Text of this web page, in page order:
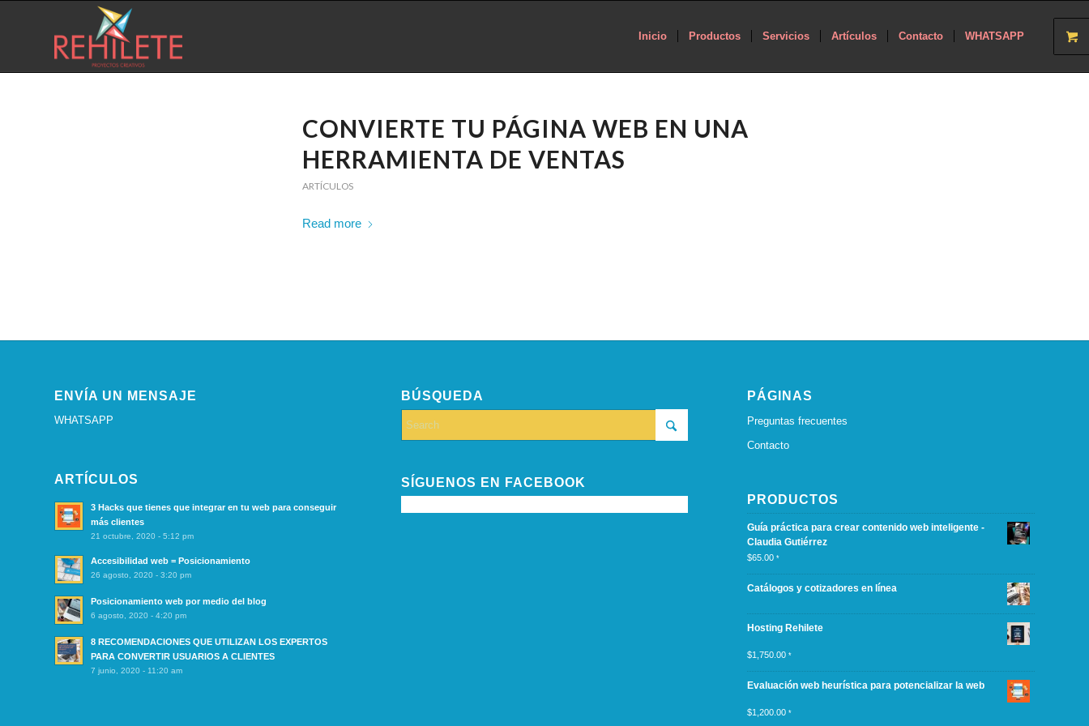
Inicio Productos Servicios Artículos Contacto WHATSAPP
CONVIERTE TU PÁGINA WEB EN UNA
HERRAMIENTA DE VENTAS
ARTÍCULOS
Read more
ENVÍA UN MENSAJE
WHATSAPP
ARTÍCULOS
3 Hacks que tienes que integrar en tu web para conseguir
más clientes
21 octubre, 2020 - 5:12 pm
Accesibilidad web = Posicionamiento
26 agosto, 2020 - 3:20 pm
Posicionamiento web por medio del blog
6 agosto, 2020 - 4:20 pm
8 RECOMENDACIONES QUE UTILIZAN LOS EXPERTOS
PARA CONVERTIR USUARIOS A CLIENTES
7 junio, 2020 - 11:20 am
BÚSQUEDA
SÍGUENOS EN FACEBOOK
PÁGINAS
Preguntas frecuentes
Contacto
PRODUCTOS
Guía práctica para crear contenido web inteligente -
Claudia Gutiérrez
$65.00 *
Catálogos y cotizadores en línea
Hosting Rehilete
$1,750.00 *
Evaluación web heurística para potencializar la web
$1,200.00 *